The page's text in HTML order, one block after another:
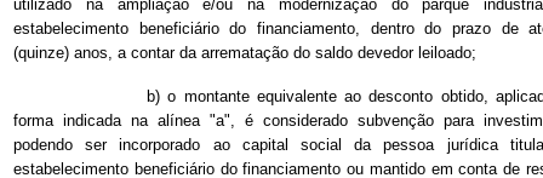
utilizado na ampliação e/ou na modernização do parque
estabelecimento beneficiário do financiamento, dentro do prazo de
(quinze) anos, a contar da arrematação do saldo devedor leiloado;
b) o montante equivalente ao desconto obtido,
forma indicada na alínea "a", é considerado subvenção para
podendo ser incorporado ao capital social da pessoa jurídica
estabelecimento beneficiário do financiamento ou mantido em conta de